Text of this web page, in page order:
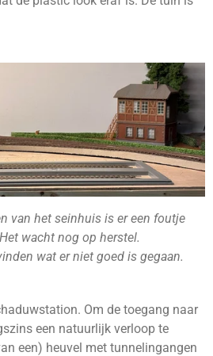
van het seinhuis is er een foutje
wacht nog op herstel.
wat er niet goed is gegaan.
Om de toegang naar
een natuurlijk verloop te
een) heuvel met tunnelingangen